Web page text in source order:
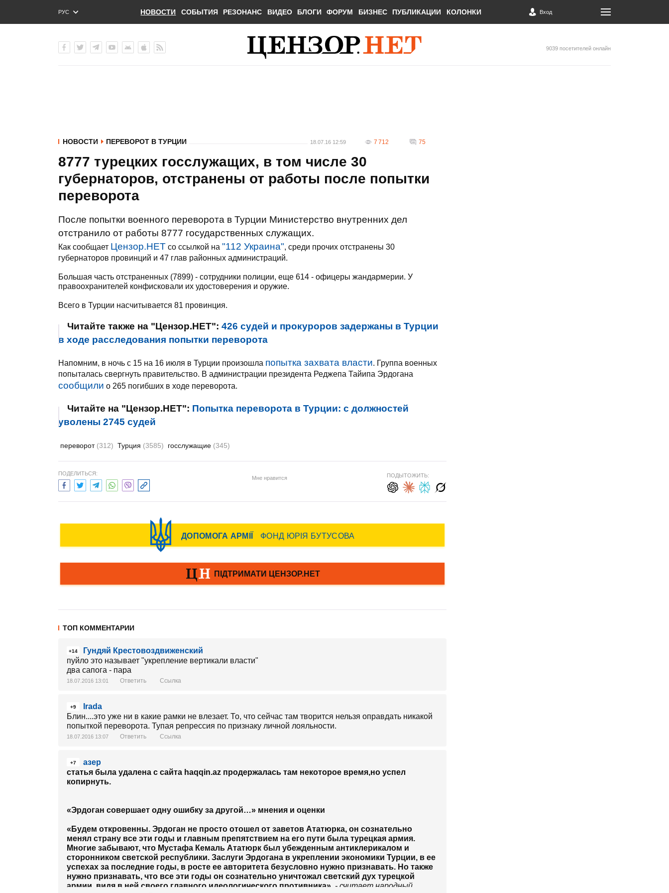
РУС
ENG
НОВОСТИ СОБЫТИЯ РЕЗОНАНС ВИДЕО БЛОГИ ФОРУМ БИЗНЕС ПУБЛИКАЦИИ КОЛОНКИ Вход
9039 посетителей онлайн
НОВОСТИ ПЕРЕВОРОТ В ТУРЦИИ 18.07.16 12:59 7 712 75
8777 турецких госслужащих, в том числе 30
губернаторов, отстранены от работы после попытки
переворота
После попытки военного переворота в Турции Министерство внутренних дел
отстранило от работы 8777 государственных служащих.
Как сообщает Цензор.НЕТ со ссылкой на "112 Украина", среди прочих отстранены 30
губернаторов провинций и 47 глав районных администраций.
Большая часть отстраненных (7899) - сотрудники полиции, еще 614 - офицеры жандармерии. У
правоохранителей конфисковали их удостоверения и оружие.
Всего в Турции насчитывается 81 провинция.
Читайте также на "Цензор.НЕТ": 426 судей и прокуроров задержаны в Турции
в ходе расследования попытки переворота
Напомним, в ночь с 15 на 16 июля в Турции произошла попытка захвата власти. Группа военных
попыталась свергнуть правительство. В администрации президента Реджепа Тайипа Эрдогана
сообщили о 265 погибших в ходе переворота.
Читайте на "Цензор.НЕТ": Попытка переворота в Турции: с должностей
уволены 2745 судей
переворот (312) Турция (3585) госслужащие (345)
ПОДЕЛИТЬСЯ:
Мне нравится ПОДЫТОЖИТЬ:
ТОП КОММЕНТАРИИ
+14
Гундяй Крестовоздвиженский
пуйло это называет "укрепление вертикали власти"
два сапога - пара
18.07.2016 13:01 Ответить Ссылка
+9
Irada
Блин....это уже ни в какие рамки не влезает. То, что сейчас там творится нельзя оправдать никакой
попыткой переворота. Тупая репрессия по признаку личной лояльности.
18.07.2016 13:07 Ответить Ссылка
+7
азер
статья была удалена с сайта haqqin.az продержалась там некоторое время,но успел
копирнуть.
«Эрдоган совершает одну ошибку за другой…» мнения и оценки
«Будем откровенны. Эрдоган не просто отошел от заветов Ататюрка, он сознательно
менял страну все эти годы и главным препятствием на его пути была турецкая армия.
Многие забывают, что Мустафа Кемаль Ататюрк был убежденным антиклерикалом и
сторонником светской республики. Заслуги Эрдогана в укреплении экономики Турции, в ее
успехах за последние годы, в росте ее авторитета безусловно нужно признавать. Но также
нужно признавать, что все эти годы он сознательно уничтожал светский дух турецкой
армии, видя в ней своего главного идеологического противника» - считает народный